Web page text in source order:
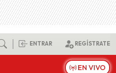
ENTRAR REGÍSTRATE
EN VIVO